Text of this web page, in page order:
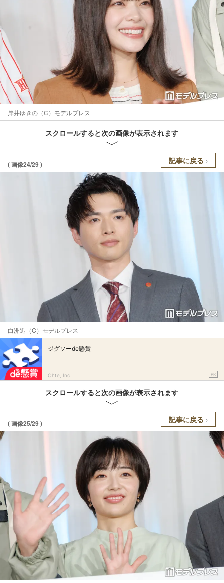
岸井ゆきの（C）モデルプレス
スクロールすると次の画像が表示されます
( 画像24/29 ) 記事に戻る
白洲迅（C）モデルプレス
ジグソーde懸賞
Ohte, Inc. PR
スクロールすると次の画像が表示されます
( 画像25/29 ) 記事に戻る